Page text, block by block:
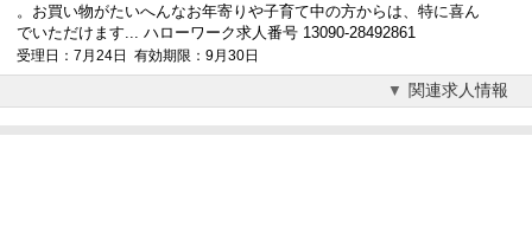
。お買い物がたいへんなお年寄りや子育て中の方からは、特に喜ん
でいただけます... ハローワーク求人番号 13090-28492861
受理日：7月24日 有効期限：9月30日
関連求人情報